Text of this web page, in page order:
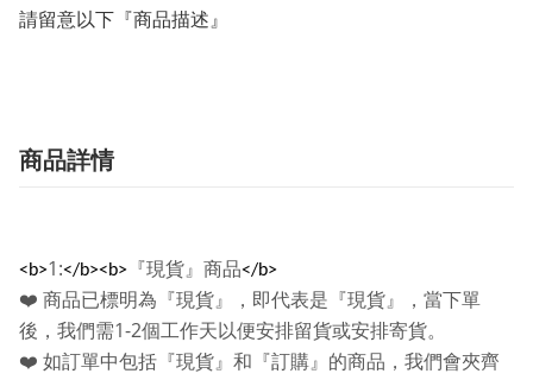
請留意以下『商品描述』
商品詳情
<b>1:</b><b> 『現貨』商品</b>
❤️ 商品已標明為『現貨』，即代表是『現貨』，當下單
後，我們需1-2個工作天以便安排留貨或安排寄貨。
❤️ 如訂單中包括『現貨』和『訂購』的商品，我們會夾齊